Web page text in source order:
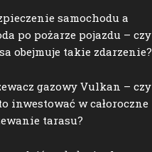
samochodu a
po pożarze pojazdu – czy
obejmuje takie zdarzenie?
gazowy Vulkan – czy
inwestować w całoroczne
tarasu?